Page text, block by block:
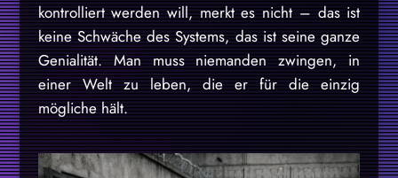
kontrolliert werden will, merkt es nicht – das ist
keine Schwäche des Systems, das ist seine ganze
Genialität. Man muss niemanden zwingen, in
einer Welt zu leben, die er für die einzig
mögliche hält.